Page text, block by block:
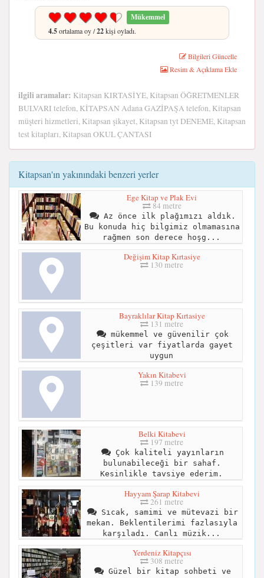
Mükemmel
4.5ortalama oy /22kişi oyladı.
Bilgileri Güncelle
Resim & Açıklama Ekle
ilgili aramalar: Kitapsan KIRTASİYE, Kitapsan ÖĞRETMENLER
BULVARI telefon, KİTAPSAN Adana GAZİPAŞA telefon, Kitapsan
müşteri hizmetleri, Kitapsan şikayet, Kitapsan tyt DENEME, Kitapsan
test kitapları, Kitapsan OKUL ÇANTASI
Kitapsan'ın yakınındaki benzeri yerler
Ege Kitap ve Plak Evi
84 metre
Az önce ilk plağımızı aldık.
Bu konuda hiç bilgimiz olmamasına
rağmen son derece hoşg...
Değişim Kitap Kırtasiye
130 metre
Bayraklılar Kitap Kırtasiye
131 metre
mükemmel ve güvenilir çok
çeşitleri var fiyatlarda gayet
uygun
Yakın Kitabevi
139 metre
Belki Kitabevi
197 metre
Çok kaliteli yayınların
bulunabileceği bir sahaf.
Kesinlikle tavsiye ederim.
Hayyam Şarap Kitabevi
261 metre
Sıcak, samimi ve mütevazi bir
mekan. Beklentilerimi fazlasıyla
karşıladı. Canlı müzik...
Yerdeniz Kitapçısı
308 metre
Güzel bir kitap sohbeti ve